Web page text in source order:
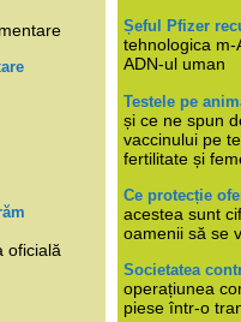
oficială
Șeful Pfizer
tehnologica
ADN-ul uman
Testele pe
și ce ne spun
vaccinului pe
fertilitate și
Ce protecție
acestea sunt
oamenii să se
Societatea
operațiunea
piese într-o